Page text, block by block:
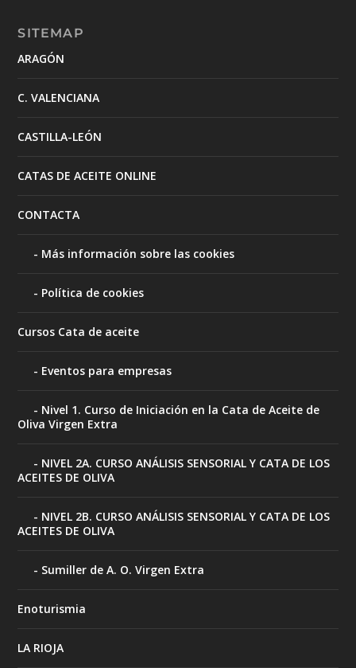
SITEMAP
ARAGÓN
C. VALENCIANA
CASTILLA-LEÓN
CATAS DE ACEITE ONLINE
CONTACTA
Más información sobre las cookies
Política de cookies
Cursos Cata de aceite
Eventos para empresas
Nivel 1. Curso de Iniciación en la Cata de Aceite de
Oliva Virgen Extra
NIVEL 2A. CURSO ANÁLISIS SENSORIAL Y CATA DE LOS
ACEITES DE OLIVA
NIVEL 2B. CURSO ANÁLISIS SENSORIAL Y CATA DE LOS
ACEITES DE OLIVA
Sumiller de A. O. Virgen Extra
Enoturismia
LA RIOJA